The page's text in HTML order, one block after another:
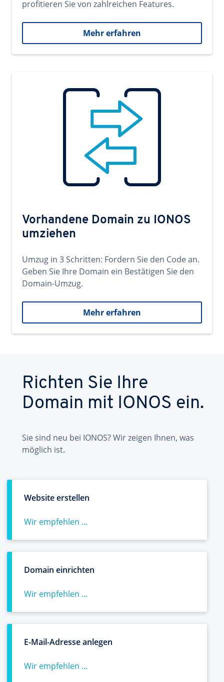
profitieren Sie von zahlreichen Features.
Mehr erfahren
Vorhandene Domain zu IONOS
umziehen
Umzug in 3 Schritten: Fordern Sie den Code an.
Geben Sie Ihre Domain ein Bestätigen Sie den
Domain-Umzug.
Mehr erfahren
Richten Sie Ihre
Domain mit IONOS ein.
Sie sind neu bei IONOS? Wir zeigen Ihnen, was
möglich ist.
Website erstellen
Wir empfehlen ...
Domain einrichten
Wir empfehlen ...
E-Mail-Adresse anlegen
Wir empfehlen ...